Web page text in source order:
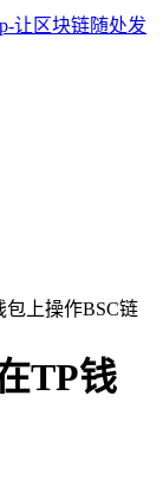
包上操作BSC链
TP钱